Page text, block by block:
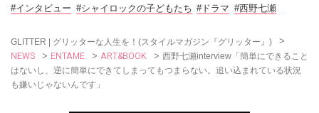
o
#インタビュー #シャイロックの子どもたち #ドラマ #西野七瀬
GLITTER | グリッターな人生を！(スタイルマガジン『グリッター』) >
NEWS > ENTAME > ART&BOOK > 西野七瀬interview「簡単にできること
はないし、逆に簡単にできてしまってもつまらない。追い込まれている状況
も嫌いじゃないんです」